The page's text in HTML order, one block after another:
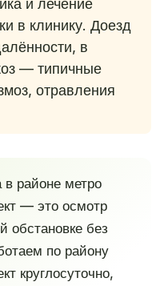
и лечение
в клинику. Доезд
в
— типичные
отравления
в районе метро
— это осмотр
обстановке без
по району
круглосуточно,